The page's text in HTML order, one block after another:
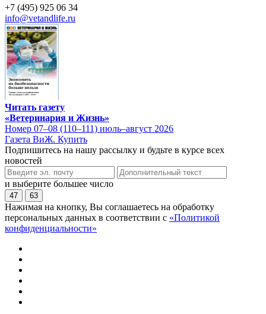
+7 (495) 925 06 34
info@vetandlife.ru
Читать газету
«Ветеринария и Жизнь»
Номер 07–08 (110–111) июль–август 2026
Газета ВиЖ. Купить
Подпишитесь на нашу рассылку и будьте в курсе всех
новостей
и выберите большее число
47 63
Нажимая на кнопку, Вы соглашаетесь на обработку
персональных данных в соответствии с «Политикой
конфиденциальности»